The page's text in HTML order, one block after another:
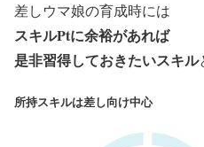
差しウマ娘の育成時には
スキルPtに余裕があれば
是非習得しておきたいスキル
所持スキルは差し向け中心